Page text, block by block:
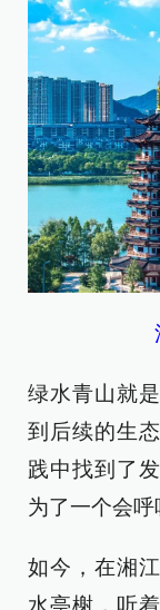
绿水青山就
到后续的生
践中找到了
为了一个会呼
如今，在湘
水亭榭，听